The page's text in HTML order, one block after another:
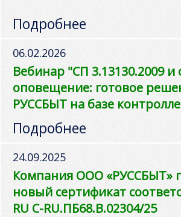
Подробнее
06.02.2026
Вебинар "СП 3.13130.2009 и
оповещение: готовое
РУССБЫТ на базе
Подробнее
24.09.2025
Компания ООО «РУССБЫТ»
новый сертификат
RU C-RU.ПБ68.В.02304/25